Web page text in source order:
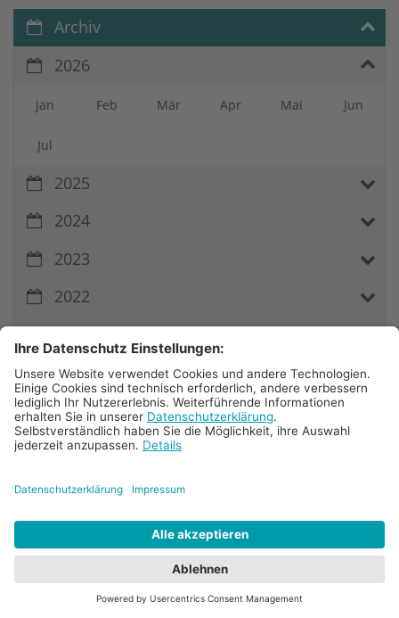
Archiv
2026
Jan Feb Mär Apr Mai Jun
Jul
2025
2024
2023
2022
2020
2019
2018
2017
Kontakt